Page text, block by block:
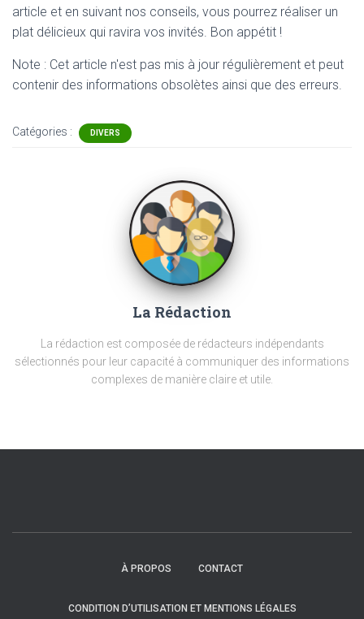
article et en suivant nos conseils, vous pourrez réaliser un
plat délicieux qui ravira vos invités. Bon appétit !
Note : Cet article n'est pas mis à jour régulièrement et peut
contenir des informations obsolètes ainsi que des erreurs.
Catégories : DIVERS
La Rédaction
La rédaction est composée de rédacteurs indépendants
sélectionnés pour leur capacité à communiquer des informations
complexes de manière claire et utile.
À PROPOS CONTACT
CONDITION D’UTILISATION ET MENTIONS LÉGALES